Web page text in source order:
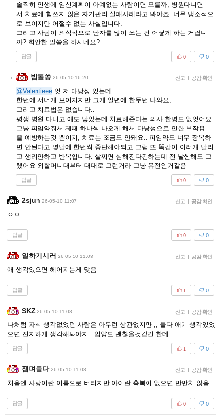
솔직히 인생에 임신계획이 아예없는 사람이면 모를까, 병원다니면
서 치료에 힘쓰지 않은 자기관리 실패사례라고 봐야죠. 너무 냉소적으
로 보이지만 어쩔수 없는 사실입니다.
그리고 사람이 의식적으로 난자를 많이 쓰는 건 어떻게 하는 거랍니
까? 희안한 말씀을 하시네요?
답글 0
0
밤톨쏭 26-05-10 16:20 신고 | 공감 확인
@Valentieee 엇 저 다낭성 있는데
한번에 서너개 보여지지만 그게 일년에 한두번 나와요;
그리고 치료법은 없습니다..
평생 병원 다니고 애도 낳았는데 치료해준다는 의사 한명도 없엇어요
그냥 피임약줘서 제때 하나씩 나오게 해서 다낭성으로 인한 부작용
을 예방하는것 뿐이지, 치료는 조금도 안돼요.. 피임약도 너무 장복하
면 안된다고 몇달에 한번씩 중단해야되고 그럼 또 똑같이 여러개 달리
고 생리안하고 반복입니다. 살찌면 심해진다긴하는데 전 날씬해도 그
랬어요 외할머니대부터 대대로 그런거라 그냥 유전인거같음
답글 0
0
2sjun 26-05-10 11:07 신고 | 공감 확인
ㅇㅇ
답글 0
0
일하기시러 26-05-10 11:08 신고 | 공감 확인
애 생각있으면 헤어지는게 맞음
답글 0
1
SKZ 26-05-10 11:08 신고 | 공감 확인
나처럼 자식 생각없었던 사람은 아무런 상관없지만 ,, 둘다 애기 생각있었
으면 진지하게 생각해봐야지.. 입양도 괜찮을것같긴 한데
답글 0
1
잼며들다 26-05-10 11:08 신고 | 공감 확인
처음엔 사랑이란 이름으로 버티지만 아이란 축복이 없으면 만만치 않음
답글 0
0